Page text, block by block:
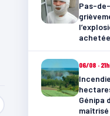
Pas-
06/08 ·
Génipa
maîtrisé